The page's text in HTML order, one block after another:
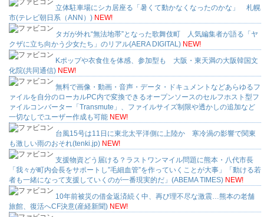
立体駐車場にシカ居座る「暑くて動かなくなったのかな」 札幌
市(テレビ朝日系（ANN）) NEW!
タガが外れ“無法地帯”となった歌舞伎町 人気編集者が語る「ヤ
クザに立ち向かう少女たち」のリアル(AERA DIGITAL) NEW!
Kポップや衣食住を体感、参加型も 大阪・東天満の大阪韓国文
化院(共同通信) NEW!
無料で画像・動画・音声・データ・ドキュメントなどあらゆるフ
ァイルを自分のローカルPC内で変換できるオープンソースのセルフホスト型フ
ァイルコンバーター「Transmute」、ファイルサイズ制限や透かしの追加など
一切なしでユーザー作成も可能 NEW!
台風15号は11日に東北太平洋側に上陸か 寒冷渦の影響で関東
も激しい雨のおそれ(tenki.jp) NEW!
支援物資どう届ける？ラストワンマイル問題に熊本・八代市長
「我々が町内会長をサポートし”毛細血管”を作っていくことが大事」「動ける若
者も一緒になって支援していくのが一番現実的だ」(ABEMA TIMES) NEW!
10年前被災の借金返済続く中、再び理不尽な激震…熊本の老舗
旅館、復活へCF決意(産経新聞) NEW!